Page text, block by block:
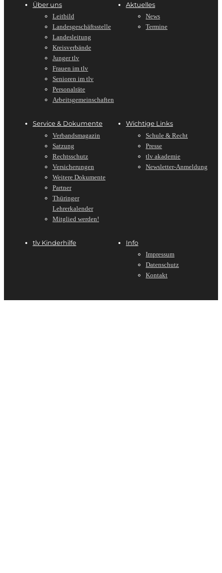
Über uns
Leitbild
Landesgeschäftsstelle
Landesleitung
Kreisverbände
Junger tlv
Frauen im tlv
Senioren im tlv
Personalräte
Arbeitsgemeinschaften
Aktuelles
News
Termine
Service & Dokumente
Verbandsmagazin
Satzung
Rechtsschutz
Versicherungen
Weitere Dokumente
Partner
Thüringer
Lehrerkalender
Mitglied werden!
Wichtige Links
Schule & Recht
Presse
tlv akademie
Newsletter-Anmeldung
tlv Kinderhilfe
Info
Impressum
Datenschutz
Kontakt